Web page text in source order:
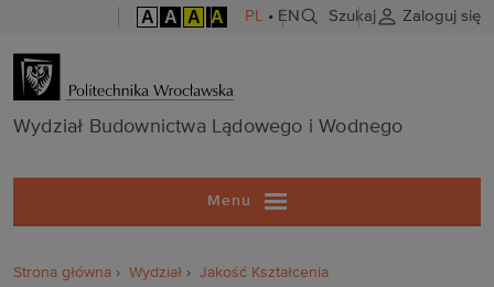
A A A A PL • EN Szukaj Zaloguj się
Wydział
Wydział Budownictwa Lądowego i Wodnego
Menu
Strona główna Wydział
Jakość Kształcenia